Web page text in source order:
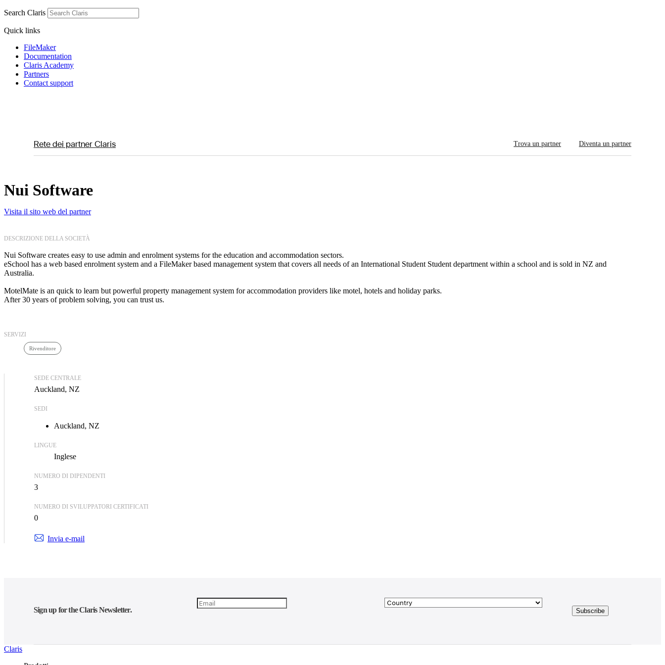
Search Claris
Quick links
FileMaker
Documentation
Claris Academy
Partners
Contact support
Rete dei partner Claris Trova un partner Diventa un partner
Nui Software
Visita il sito web del partner
DESCRIZIONE DELLA SOCIETÀ
Nui Software creates easy to use admin and enrolment systems for the education and accommodation sectors.
eSchool has a web based enrolment system and a FileMaker based management system that covers all needs of an International Student Student department within a school and is sold in NZ and
Australia.
MotelMate is an quick to learn but powerful property management system for accommodation providers like motel, hotels and holiday parks.
After 30 years of problem solving, you can trust us.
SERVIZI
Rivenditore
SEDE CENTRALE
Auckland, NZ
SEDI
Auckland, NZ
LINGUE
Inglese
NUMERO DI DIPENDENTI
3
NUMERO DI SVILUPPATORI CERTIFICATI
0
Invia e-mail
Sign up for the Claris Newsletter.
Claris